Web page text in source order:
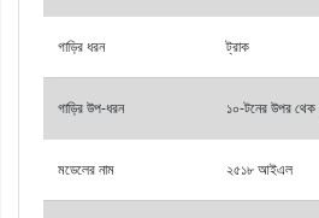
গাড়ির ধরন ট্রাক
গাড়ির উপ-ধরন ১০-টনের উপর থেক
মডেলের নাম ২৫১৮ আইএল